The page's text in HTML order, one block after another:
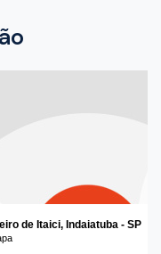
de Itaici, Indaiatuba - SP